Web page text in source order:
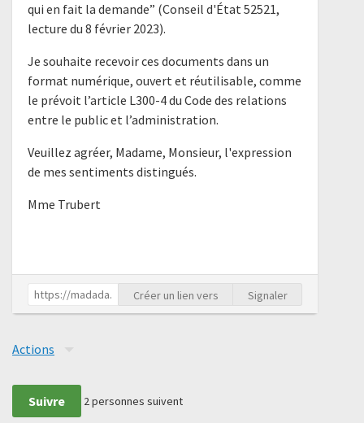
qui en fait la demande” (Conseil d'État 52521,
lecture du 8 février 2023).
Je souhaite recevoir ces documents dans un
format numérique, ouvert et réutilisable, comme
le prévoit l’article L300-4 du Code des relations
entre le public et l’administration.
Veuillez agréer, Madame, Monsieur, l'expression
de mes sentiments distingués.
Mme Trubert
Créer un lien vers Signaler
Actions
Suivre 2personnes suivent